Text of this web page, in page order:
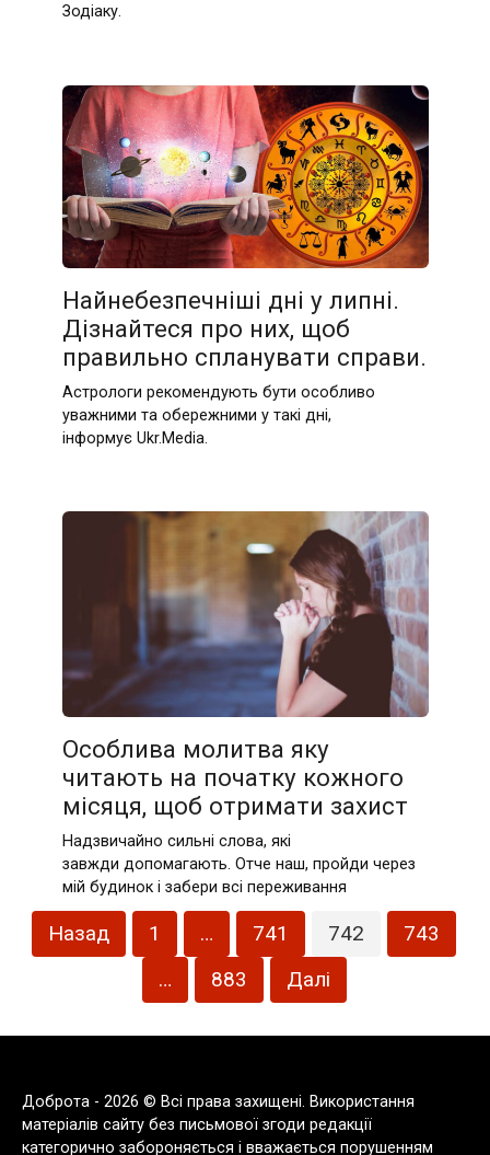
Зодіаку.
Найнебезпечніші дні у липні.
Дізнайтеся про них, щоб
правильно спланувати справи.
Астрологи рекомендують бути особливо
уважними та обережними у такі дні,
інформує Ukr.Media.
Особлива молитва яку
читають на початку кожного
місяця, щоб отримати захист
Надзвичайно сильні слова, які
завжди допомагають. Отче наш, пройди через
мій будинок і забери всі переживання
Пагінація
записів
Назад 1 … 741 742
743
…
883 Далі
Доброта - 2026 © Всі права захищені. Використання
матеріалів сайту без письмової згоди редакції
категорично забороняється і вважається порушенням